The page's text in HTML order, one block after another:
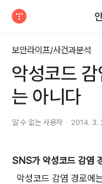
보안라이프/사건과분석
악성코드
는 아니다
알 수 없는 사용자 2014. 3.
SNS가 악성코드 감염
악성코드 감염 경로에